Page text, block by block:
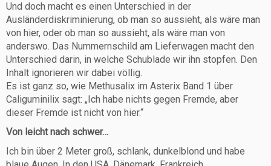
Und doch macht es einen Unterschied in der
Ausländerdiskriminierung, ob man so aussieht, als wäre man
von hier, oder ob man so aussieht, als wäre man von
anderswo. Das Nummernschild am Lieferwagen macht den
Unterschied darin, in welche Schublade wir ihn stopfen. Den
Inhalt ignorieren wir dabei völlig.
Es ist ganz so, wie Methusalix im Asterix Band 1 über
Caliguminilix sagt: „Ich habe nichts gegen Fremde, aber
dieser Fremde ist nicht von hier.“
Von leicht nach schwer…
Ich bin über 2 Meter groß, schlank, dunkelblond und habe